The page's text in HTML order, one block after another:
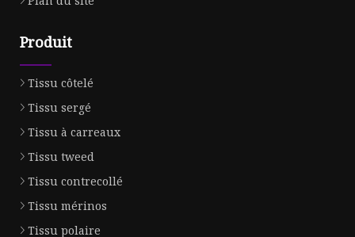
Produit
Tissu côtelé
Tissu sergé
Tissu à carreaux
Tissu tweed
Tissu contrecollé
Tissu mérinos
Tissu polaire